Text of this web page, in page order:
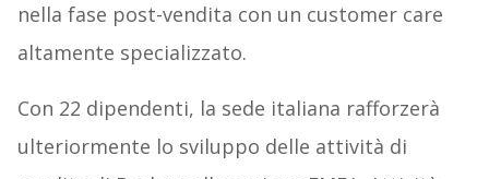
nella fase post-vendita con un customer care
altamente specializzato.
Con 22 dipendenti, la sede italiana rafforzerà
ulteriormente lo sviluppo delle attività di